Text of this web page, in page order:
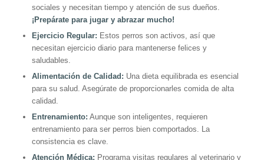
sociales y necesitan tiempo y atención de sus dueños.
¡Prepárate para jugar y abrazar mucho!
Ejercicio Regular: Estos perros son activos, así que
necesitan ejercicio diario para mantenerse felices y
saludables.
Alimentación de Calidad: Una dieta equilibrada es esencial
para su salud. Asegúrate de proporcionarles comida de alta
calidad.
Entrenamiento: Aunque son inteligentes, requieren
entrenamiento para ser perros bien comportados. La
consistencia es clave.
Atención Médica: Programa visitas regulares al veterinario y